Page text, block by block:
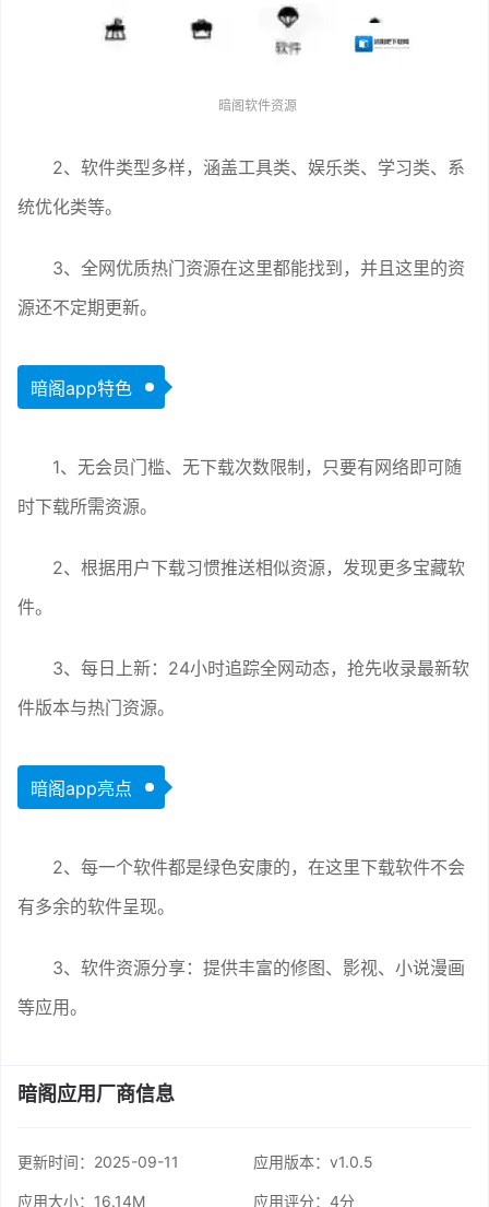
暗阁软件资源
2、软件类型多样，涵盖工具类、娱乐类、学习类、系
统优化类等。
3、全网优质热门资源在这里都能找到，并且这里的资
源还不定期更新。
暗阁app特色
1、无会员门槛、无下载次数限制，只要有网络即可随
时下载所需资源。
2、根据用户下载习惯推送相似资源，发现更多宝藏软
件。
3、每日上新：24小时追踪全网动态，抢先收录最新软
件版本与热门资源。
暗阁app亮点
2、每一个软件都是绿色安康的，在这里下载软件不会
有多余的软件呈现。
3、软件资源分享：提供丰富的修图、影视、小说漫画
等应用。
暗阁应用厂商信息
更新时间： 2025-09-11 应用版本：v1.0.5
应用大小：16.14M 应用评分： 4分